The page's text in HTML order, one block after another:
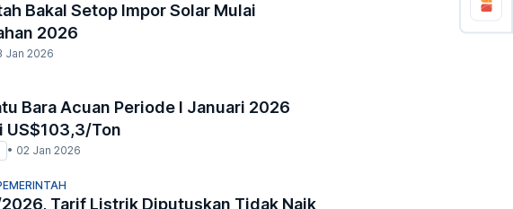
Bakal Setop Impor Solar Mulai
2026
Jan 2026
Bara Acuan Periode I Januari 2026
US$103,3/Ton
• 02 Jan 2026
Tarif Listrik Diputuskan Tidak Naik